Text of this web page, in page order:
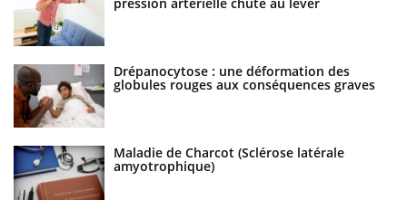
Drépanocytose : une déformation des
globules rouges aux conséquences graves
Maladie de Charcot (Sclérose latérale
amyotrophique)